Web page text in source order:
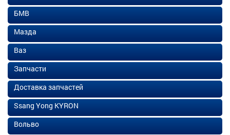
БМВ
Мазда
Ваз
Запчасти
Доставка запчастей
Ssang Yong KYRON
Вольво